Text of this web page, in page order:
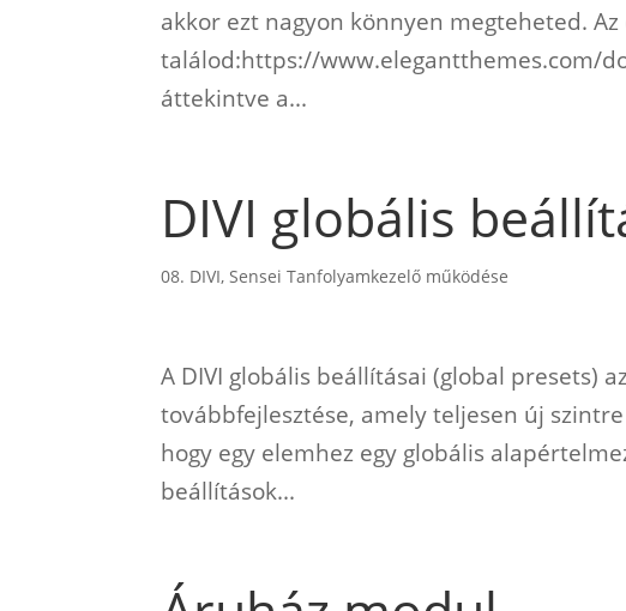
akkor ezt nagyon könnyen megteheted.
találod:https://www.elegantthemes.com/
áttekintve a...
DIVI globális
08. DIVI,Sensei Tanfolyamkezelő működése
A DIVI globális beállításai (global presets)
továbbfejlesztése, amely teljesen új
hogy egy elemhez egy globális
beállítások...